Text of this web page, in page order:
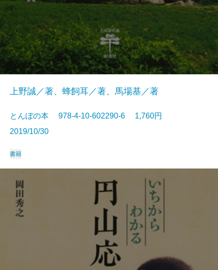
上野誠／著、蜂飼耳／著、馬場基／著
とんぼの本 978-4-10-602290-6 1,760円
2019/10/30
書籍